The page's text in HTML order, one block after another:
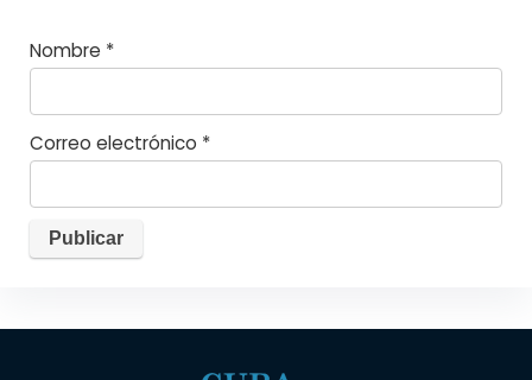
Nombre *
Correo electrónico *